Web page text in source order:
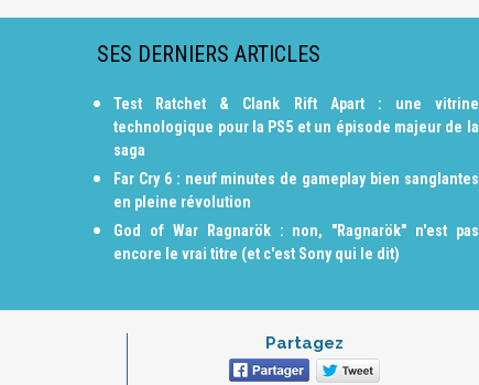
SES DERNIERS ARTICLES
Test Ratchet & Clank Rift Apart : une vitrine
technologique pour la PS5 et un épisode majeur de la
saga
Far Cry 6 : neuf minutes de gameplay bien sanglantes
en pleine révolution
God of War Ragnarök : non, "Ragnarök" n'est pas
encore le vrai titre (et c'est Sony qui le dit)
Partagez